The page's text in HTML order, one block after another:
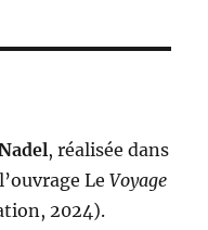
, réalisée dans
LeVoyage
2024).